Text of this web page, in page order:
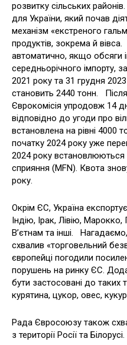
розвитку сільських
для України, який почав
механізм «екстреного
продуктів, зокрема й
автоматично, якщо обсяги
середньорічного імпорту,
2021 року та 31 грудня
становить 2440 тонн.
Єврокомісія упродовж 14
відповідно до угоди про
встановлена на рівні 4000
початку 2024 року уже
2024 року
сприяння (MFN). Квота
року.
Окрім ЄС, Україна
Індію, Ірак, Лівію,
В’єтнам та інші.
схвалив «торговельний
європейці погодили
порушень на ринку ЄС.
бути застосовані до таких
курятина, цукор, овес,
Рада Євросоюзу також
з території Росії та Білорусі.